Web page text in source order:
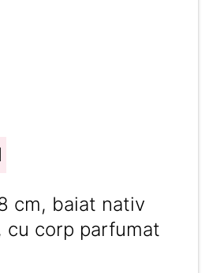
cm, baiat nativ
cu corp parfumat